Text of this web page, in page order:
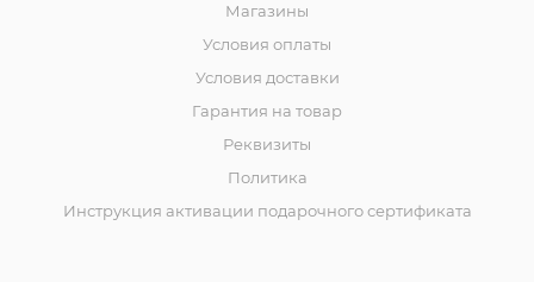
Магазины
Условия оплаты
Условия доставки
Гарантия на товар
Реквизиты
Политика
Инструкция активации подарочного сертификата